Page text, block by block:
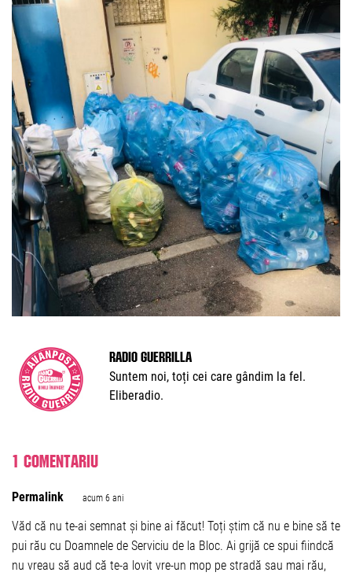
Radio Guerrilla
Suntem noi, toți cei care gândim la fel.
Eliberadio.
1 comentariu
Permalink acum 6 ani
Văd că nu te-ai semnat și bine ai făcut! Toți știm că nu e bine să te
pui rău cu Doamnele de Serviciu de la Bloc. Ai grijă ce spui fiindcă
nu vreau să aud că te-a lovit vre-un mop pe stradă sau mai rău,